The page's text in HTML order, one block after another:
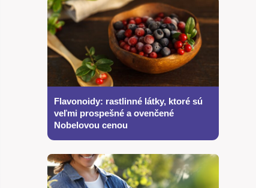
Flavonoidy: rastlinné látky, ktoré sú
veľmi prospešné a ovenčené
Nobelovou cenou